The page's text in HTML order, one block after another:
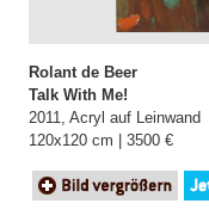
Rolant de Beer
Talk With Me!
2011, Acryl auf Leinwand
120x120 cm | 3500 €